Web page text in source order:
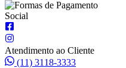
Social
Atendimento ao Cliente
(11) 3118-3333